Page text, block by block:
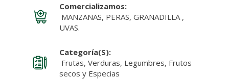
Comercializamos:
MANZANAS, PERAS, GRANADILLA ,
UVAS.
Categoría(s):
Frutas, Verduras, Legumbres, Frutos
secos y Especias